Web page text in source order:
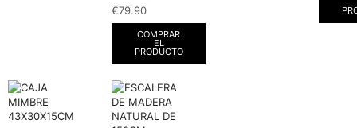
€79.90
COMPRAR
EL
PRODUCTO